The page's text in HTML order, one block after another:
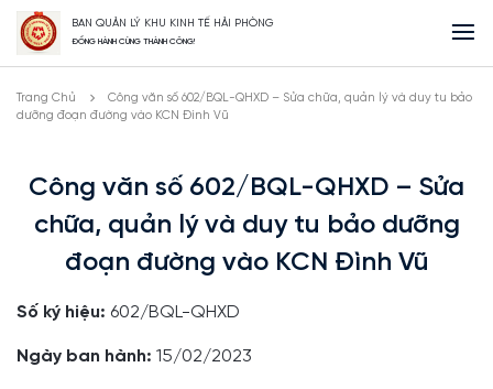
BAN QUẢN LÝ KHU KINH TẾ HẢI PHÒNG
ĐỒNG HÀNH CÙNG THÀNH CÔNG!
Trang Chủ
Công văn số 602/BQL-QHXD – Sửa chữa, quản lý và duy tu bảo
dưỡng đoạn đường vào KCN Đình Vũ
Công văn số 602/BQL-QHXD – Sửa
chữa, quản lý và duy tu bảo dưỡng
đoạn đường vào KCN Đình Vũ
Số ký hiệu: 602/BQL-QHXD
Ngày ban hành: 15/02/2023